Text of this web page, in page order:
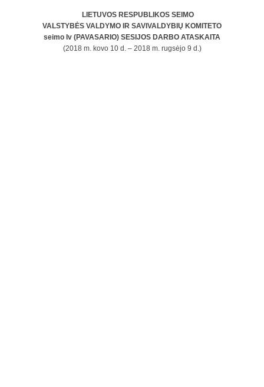
LIETUVOS RESPUBLIKOS SEIMO
VALSTYBĖS VALDYMO IR SAVIVALDYBIŲ KOMITETO
seimo Iv (PAVASARIO) SESIJOS DARBO ATASKAITA
(2018 m. kovo 10 d. – 2018 m. rugsėjo 9 d.)